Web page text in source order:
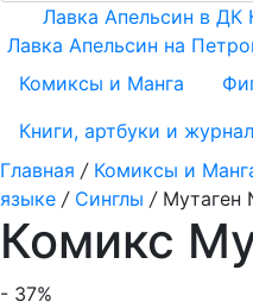
Лавка Апельсин в ДК
Лавка Апельсин на
Комиксы и Манга
Книги, артбуки и
Главная / Комиксы и
языке / Синглы /
Комикс
- 37%